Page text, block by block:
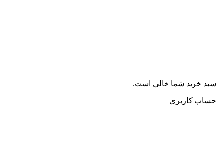
سبد خرید شما خالی است.
حساب کاربری